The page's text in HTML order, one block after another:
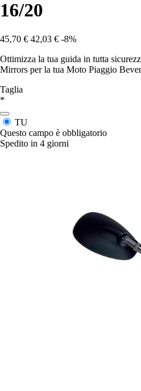
16/20
45,70 € 42,03 € -8%
Ottimizza la tua guida in tutta
Mirrors per la tua Moto Piaggio
Taglia
*
TU
Questo campo è obbligatorio
Spedito in 4 giorni